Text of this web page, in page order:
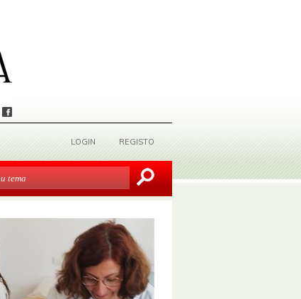
LOGIN REGISTO